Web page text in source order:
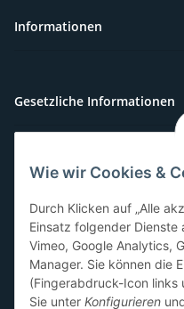
Informationen
Gesetzliche Informationen
Kundenservice
Sie benötigen Hilfe oder
071-5355993
Wie wir Cookies &
Durch Klicken auf „Alle
Einsatz folgender Dienste
Vimeo, Google Analytics,
Manager. Sie können die
(Fingerabdruck-Icon links
Sie unter Konfigurieren